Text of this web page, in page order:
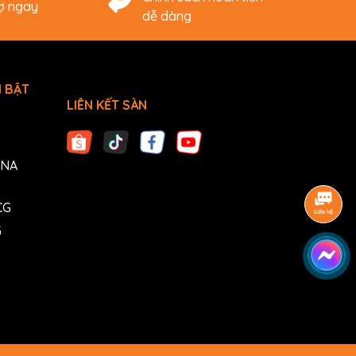
ngay
dễ dàng
BẬT
LIÊN KẾT SÀN